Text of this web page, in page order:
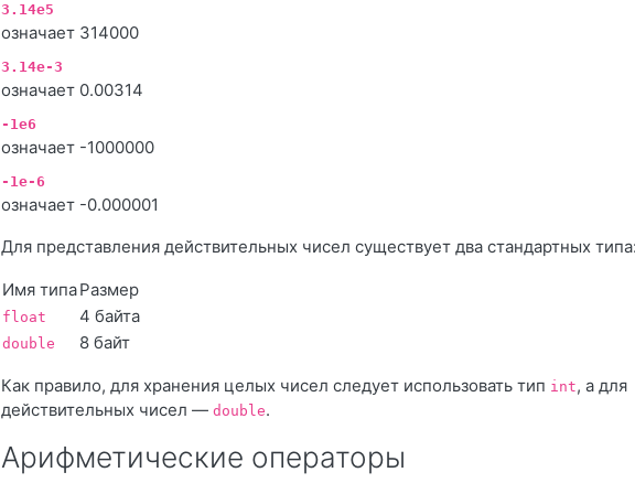
3.14e5
означает 314000
3.14e-3
означает 0.00314
-1e6
означает -1000000
-1e-6
означает -0.000001
Для представления действительных чисел существует два стандартных
Имя типаРазмер
float 4 байта
double 8 байт
Как правило, для хранения целых чисел следует использовать тип int, а для
действительных чисел — double.
Арифметические операторы